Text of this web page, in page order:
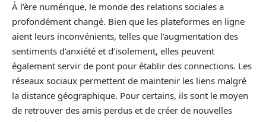
À l’ère numérique, le monde des relations sociales a
profondément changé. Bien que les plateformes en ligne
aient leurs inconvénients, telles que l’augmentation des
sentiments d’anxiété et d’isolement, elles peuvent
également servir de pont pour établir des connections. Les
réseaux sociaux permettent de maintenir les liens malgré
la distance géographique. Pour certains, ils sont le moyen
de retrouver des amis perdus et de créer de nouvelles